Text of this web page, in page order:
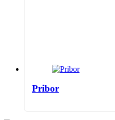
Pribor